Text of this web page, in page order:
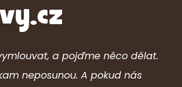
a pojďme něco dělat.
neposunou. A pokud nás